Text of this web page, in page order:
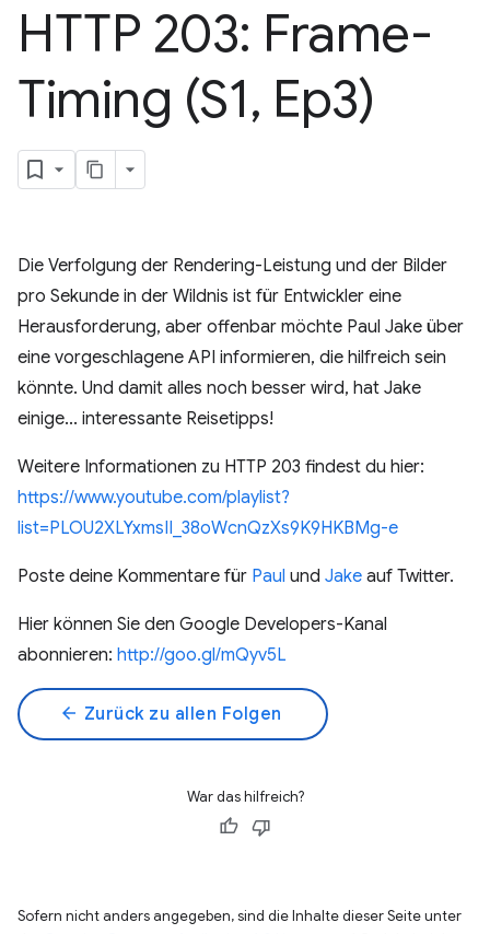
HTTP 203: Frame-
Timing (S1, Ep3)
Die Verfolgung der Rendering-Leistung und der Bilder
pro Sekunde in der Wildnis ist für Entwickler eine
Herausforderung, aber offenbar möchte Paul Jake über
eine vorgeschlagene API informieren, die hilfreich sein
könnte. Und damit alles noch besser wird, hat Jake
einige... interessante Reisetipps!
Weitere Informationen zu HTTP 203 findest du hier:
https://www.youtube.com/playlist?
list=PLOU2XLYxmsII_38oWcnQzXs9K9HKBMg-e
Poste deine Kommentare für Paul und Jake auf Twitter.
Hier können Sie den Google Developers-Kanal
abonnieren: http://goo.gl/mQyv5L
arrow_back Zurück zu allen Folgen
War das hilfreich?
Sofern nicht anders angegeben, sind die Inhalte dieser Seite unter